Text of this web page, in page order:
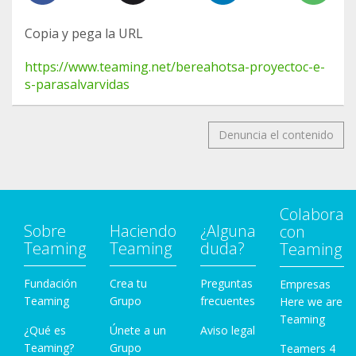
Copia y pega la URL
https://www.teaming.net/bereahotsa-proyectoc-e-
s-parasalvarvidas
Denuncia el contenido
Sobre
Teaming
Fundación
Teaming
¿Qué es
Teaming?
Haciendo
Teaming
Crea tu
Grupo
Únete a un
Grupo
¿Alguna
duda?
Preguntas
frecuentes
Aviso legal
Colabora
con
Teaming
Empresas
Here we are
Teaming
Teamers 4